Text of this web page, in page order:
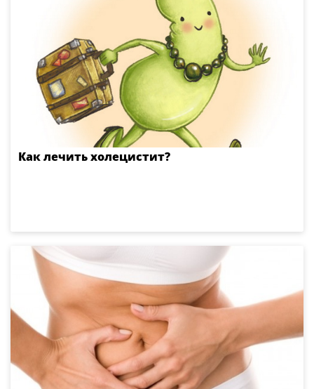
Как лечить холецистит?